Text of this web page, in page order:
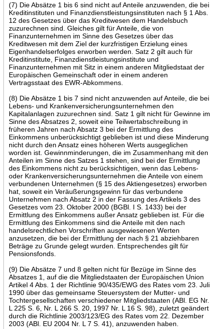
(7) Die Absätze 1 bis 6 sind nicht auf Anteile anzuwenden, die bei
Kreditinstituten und Finanzdienstleistungsinstituten nach § 1 Abs.
12 des Gesetzes über das Kreditwesen dem Handelsbuch
zuzurechnen sind. Gleiches gilt für Anteile, die von
Finanzunternehmen im Sinne des Gesetzes über das
Kreditwesen mit dem Ziel der kurzfristigen Erzielung eines
Eigenhandelserfolges erworben werden. Satz 2 gilt auch für
Kreditinstitute, Finanzdienstleistungsinstitute und
Finanzunternehmen mit Sitz in einem anderen Mitgliedstaat der
Europäischen Gemeinschaft oder in einem anderen
Vertragsstaat des EWR-Abkommens.
(8) Die Absätze 1 bis 7 sind nicht anzuwenden auf Anteile, die bei
Lebens- und Krankenversicherungsunternehmen den
Kapitalanlagen zuzurechnen sind. Satz 1 gilt nicht für Gewinne im
Sinne des Absatzes 2, soweit eine Teilwertabschreibung in
früheren Jahren nach Absatz 3 bei der Ermittlung des
Einkommens unberücksichtigt geblieben ist und diese Minderung
nicht durch den Ansatz eines höheren Werts ausgeglichen
worden ist. Gewinnminderungen, die im Zusammenhang mit den
Anteilen im Sinne des Satzes 1 stehen, sind bei der Ermittlung
des Einkommens nicht zu berücksichtigen, wenn das Lebens-
oder Krankenversicherungsunternehmen die Anteile von einem
verbundenen Unternehmen (§ 15 des Aktiengesetzes) erworben
hat, soweit ein Veräußerungsgewinn für das verbundene
Unternehmen nach Absatz 2 in der Fassung des Artikels 3 des
Gesetzes vom 23. Oktober 2000 (BGBl. I S. 1433) bei der
Ermittlung des Einkommens außer Ansatz geblieben ist. Für die
Ermittlung des Einkommens sind die Anteile mit den nach
handelsrechtlichen Vorschriften ausgewiesenen Werten
anzusetzen, die bei der Ermittlung der nach § 21 abziehbaren
Beträge zu Grunde gelegt wurden. Entsprechendes gilt für
Pensionsfonds.
(9) Die Absätze 7 und 8 gelten nicht für Bezüge im Sinne des
Absatzes 1, auf die die Mitgliedstaaten der Europäischen Union
Artikel 4 Abs. 1 der Richtlinie 90/435/EWG des Rates vom 23. Juli
1990 über das gemeinsame Steuersystem der Mutter- und
Tochtergesellschaften verschiedener Mitgliedstaaten (ABl. EG Nr.
L 225 S. 6, Nr. L 266 S. 20, 1997 Nr. L 16 S. 98), zuletzt geändert
durch die Richtlinie 2003/123/EG des Rates vom 22. Dezember
2003 (ABl. EU 2004 Nr. L 7 S. 41), anzuwenden haben.